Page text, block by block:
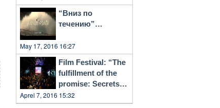
“Вниз по
течению”…
May 17, 2016 16:27
Film Festival: “The
fulfillment of the
promise: Secrets
of Vilnius”
Aprel 7, 2016 15:32